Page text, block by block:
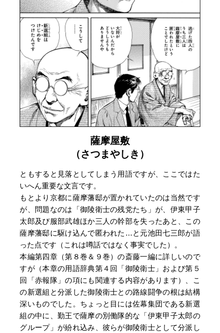
薩摩屋敷
（さつまやしき）
ともすると見落としてしまう用語ですが、ここではた
いへん重要な文言です。
もとより京都に薩摩藩邸が置かれていたのは当然です
が、問題なのは「御陵衛士の残党たち」が、伊東甲子
太郎及び服部武雄ほか三人の幹部を失ったあと、この
薩摩藩邸に駆け込んで匿われた…と元池田七三郎が語
った点です（これは噂話ではなく事実でした）。
本編第四章（第８巻＆９巻）の斎藤一編に詳しいので
すが（本章の用語辞典第４回「御陵衛士」および第５
回「赤報隊」の項にも関連する内容があります）、こ
の新選組と分派した御陵衛士との路線闘争の根は結構
深いものでした。ちょっと目には佐幕集団である新選
組の中に、勤王で薩摩の別働隊的な「伊東甲子太郎の
グループ」が紛れ込み、彼らが御陵衛士として分派し